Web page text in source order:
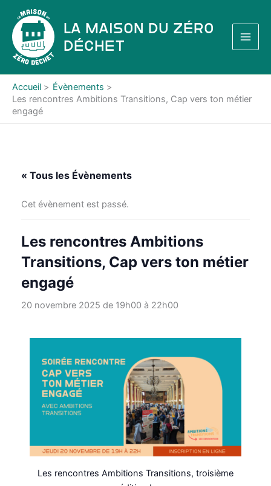
contenu
La Maison du Zéro
Déchet
Accueil
Évènements
Les rencontres Ambitions Transitions, Cap vers ton métier
engagé
« Tous les Évènements
Cet évènement est passé.
Les rencontres Ambitions
Transitions, Cap vers ton métier
engagé
20 novembre 2025 de 19h00à 22h00
Les rencontres Ambitions Transitions, troisième